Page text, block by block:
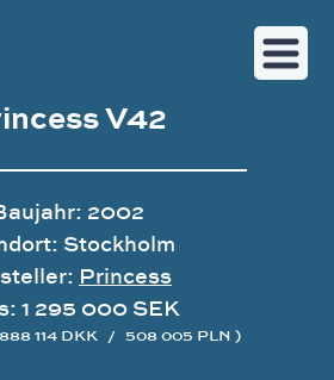
V42
2002
Stockholm
Princess
1 295 000 SEK
888 114 DKK / 508 005 PLN )